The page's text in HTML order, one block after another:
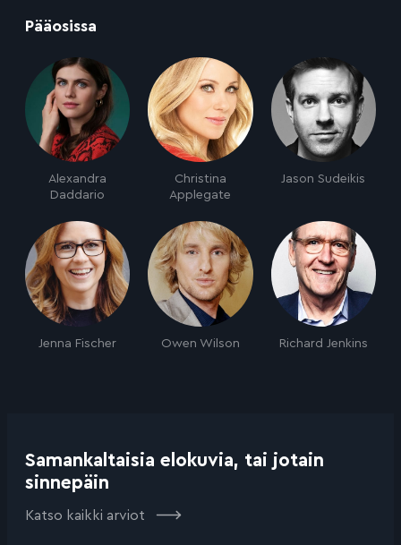
Pääosissa
Alexandra
Daddario
Christina
Applegate
Jason Sudeikis
Jenna Fischer Owen Wilson Richard Jenkins
Samankaltaisia elokuvia, tai jotain
sinnepäin
Katso kaikki arviot